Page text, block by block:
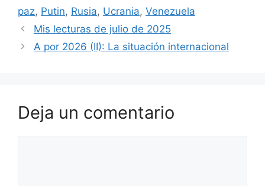
paz, Putin, Rusia, Ucrania, Venezuela
Mis lecturas de julio de 2025
A por 2026 (II): La situación internacional
Deja un comentario